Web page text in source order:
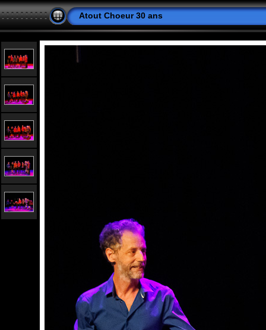
Atout Choeur 30 ans